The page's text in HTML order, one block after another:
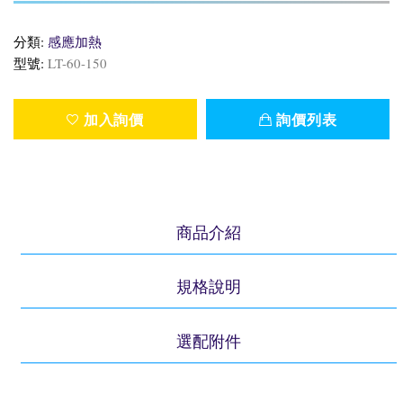
分類: 感應加熱
型號: LT-60-150
加入詢價 詢價列表
商品介紹
規格說明
選配附件